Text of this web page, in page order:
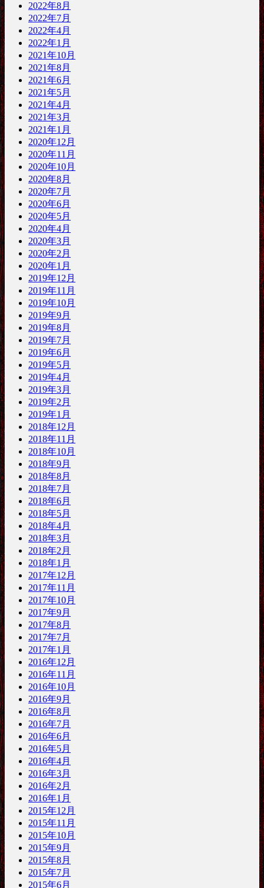
2022年8月
2022年7月
2022年4月
2022年1月
2021年10月
2021年8月
2021年6月
2021年5月
2021年4月
2021年3月
2021年1月
2020年12月
2020年11月
2020年10月
2020年8月
2020年7月
2020年6月
2020年5月
2020年4月
2020年3月
2020年2月
2020年1月
2019年12月
2019年11月
2019年10月
2019年9月
2019年8月
2019年7月
2019年6月
2019年5月
2019年4月
2019年3月
2019年2月
2019年1月
2018年12月
2018年11月
2018年10月
2018年9月
2018年8月
2018年7月
2018年6月
2018年5月
2018年4月
2018年3月
2018年2月
2018年1月
2017年12月
2017年11月
2017年10月
2017年9月
2017年8月
2017年7月
2017年1月
2016年12月
2016年11月
2016年10月
2016年9月
2016年8月
2016年7月
2016年6月
2016年5月
2016年4月
2016年3月
2016年2月
2016年1月
2015年12月
2015年11月
2015年10月
2015年9月
2015年8月
2015年7月
2015年6月